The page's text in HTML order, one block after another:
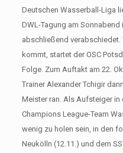
Deutschen Wasserball-Liga
DWL-Tagung am
abschließend verabschiedet.
kommt, startet der OSC
Folge. Zum Auftakt am 22.
Trainer Alexander Tchigir
Meister ran. Als Aufsteiger in
Champions League-Team
wenig zu holen sein, in den
Neukölln (12.11.) und dem